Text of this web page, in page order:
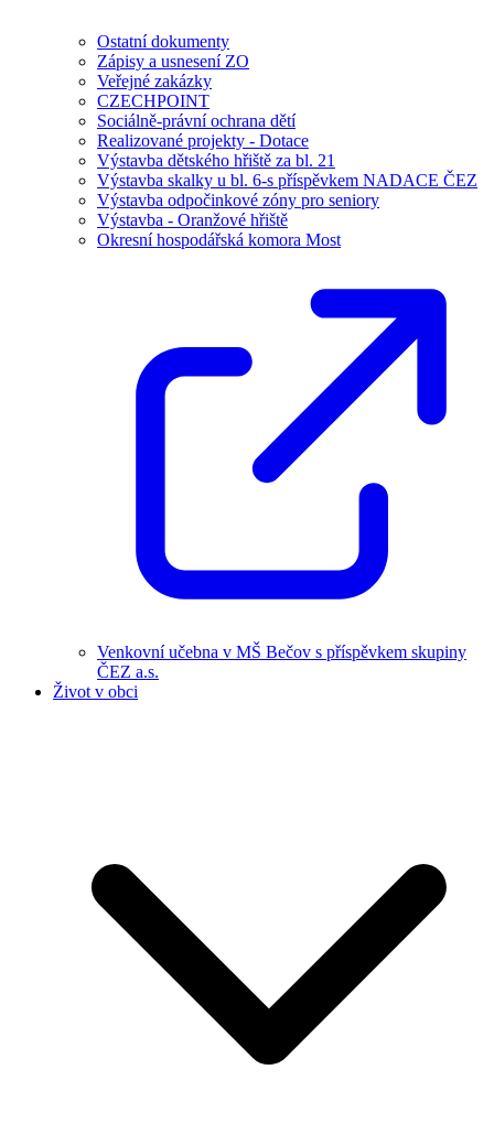
Ostatní dokumenty
Zápisy a usnesení ZO
Veřejné zakázky
CZECHPOINT
Sociálně-právní ochrana dětí
Realizované projekty - Dotace
Výstavba dětského hřiště za bl. 21
Výstavba skalky u bl. 6-s příspěvkem NADACE ČEZ
Výstavba odpočinkové zóny pro seniory
Výstavba - Oranžové hřiště
Okresní hospodářská komora Most
Venkovní učebna v MŠ Bečov s příspěvkem skupiny
ČEZ a.s.
Život v obci